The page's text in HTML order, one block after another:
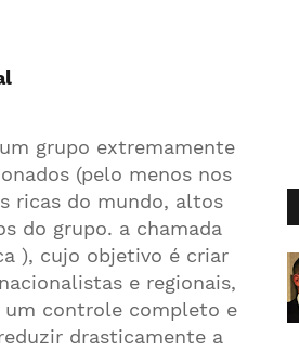
grupo extremamente
(pelo menos nos
ricas do mundo, altos
do grupo. a chamada
), cujo objetivo é criar
e regionais,
um controle completo e
drasticamente a